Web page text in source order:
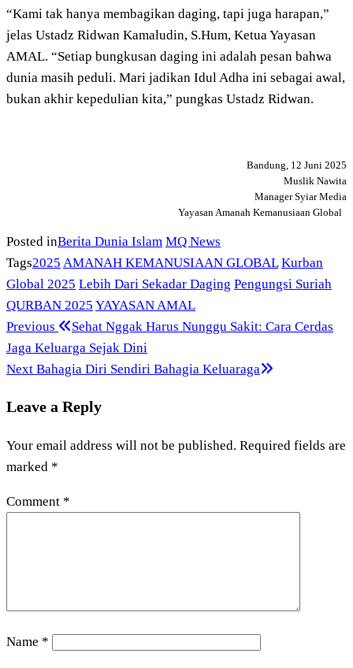
“Kami tak hanya membagikan daging, tapi juga harapan,”
jelas Ustadz Ridwan Kamaludin, S.Hum, Ketua Yayasan
AMAL. “Setiap bungkusan daging ini adalah pesan bahwa
dunia masih peduli. Mari jadikan Idul Adha ini sebagai awal,
bukan akhir kepedulian kita,” pungkas Ustadz Ridwan.
Bandung, 12 Juni 2025
Muslik Nawita
Manager Syiar Media
Yayasan Amanah Kemanusiaan Global
Posted inBerita Dunia Islam MQ News
Tags2025 AMANAH KEMANUSIAAN GLOBAL Kurban
Global 2025 Lebih Dari Sekadar Daging Pengungsi Suriah
QURBAN 2025 YAYASAN AMAL
Post
navigation
Previous
Post
Previous
Sehat Nggak Harus Nunggu Sakit: Cara Cerdas
Jaga Keluarga Sejak Dini
Next
Next Bahagia Diri Sendiri Bahagia Keluaraga
Leave a Reply
Your email address will not be published. Required fields are
marked *
Comment *
Name *